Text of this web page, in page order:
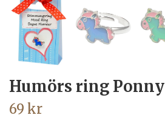
Humörs ring Ponny
69 kr